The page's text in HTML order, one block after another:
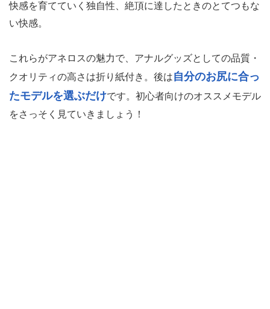
快感を育てていく独自性、絶頂に達したときのとてつもな
い快感。
これらがアネロスの魅力で、アナルグッズとしての品質・
クオリティの高さは折り紙付き。後は自分のお尻に合っ
たモデルを選ぶだけです。初心者向けのオススメモデル
をさっそく見ていきましょう！